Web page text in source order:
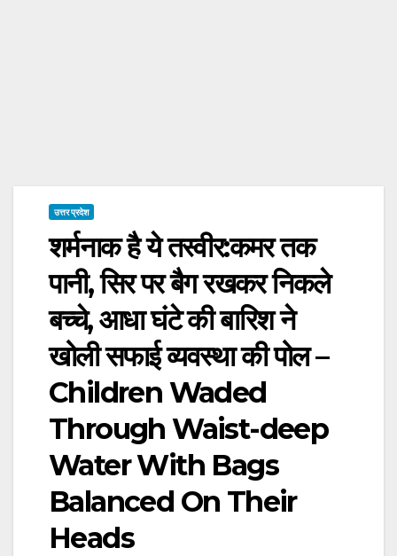
उत्तर प्रदेश
शर्मनाक है ये तस्वीर:कमर तक
पानी, सिर पर बैग रखकर निकले
बच्चे, आधा घंटे की बारिश ने
खोली सफाई व्यवस्था की पोल –
Children Waded
Through Waist-deep
Water With Bags
Balanced On Their
Heads